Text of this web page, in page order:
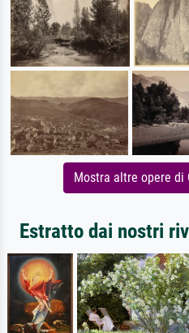
Mostra altre opere di
Estratto dai nostri